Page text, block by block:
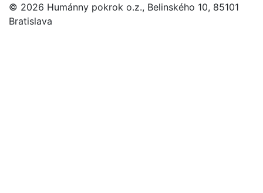
© 2026 Humánny pokrok o.z., Belinského 10, 85101
Bratislava